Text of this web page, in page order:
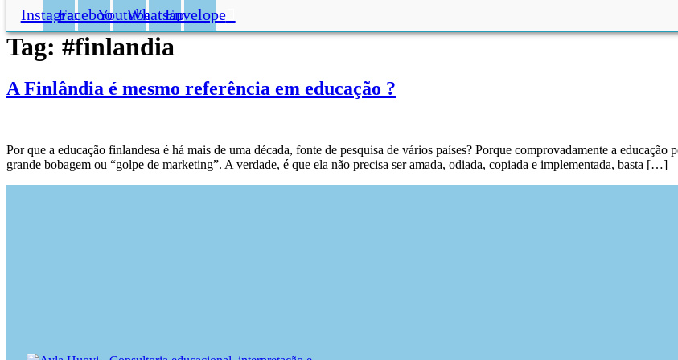
InstagramFacebookYoutubeWhatsappEnvelope
Tag: #finlandia
A Finlândia é mesmo referência em educação ?
Por que a educação finlandesa é há mais de uma década, fonte de pesquisa de vários países? Porque comprovadamente a
grande bobagem ou “golpe de marketing”. A verdade, é que ela não precisa ser amada, odiada, copiada e implementada, basta […]